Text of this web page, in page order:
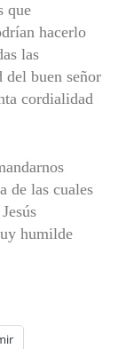
que
hacerlo
las
del buen señor
cordialidad
de las cuales
humilde